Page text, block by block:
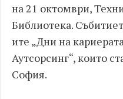
на 21 октомври,
Библиотека.
ите „Дни на
Аутсорсинг“, които
София.